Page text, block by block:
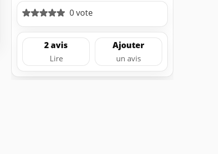
0 vote
2 avis
Lire
Ajouter
un avis